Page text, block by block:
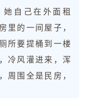
自己在外面租
里的一间屋子，
所要提桶到一楼
冷风灌进来，浑
周围全是民房，